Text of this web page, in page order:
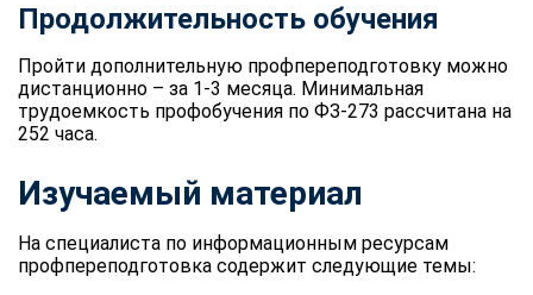
Продолжительность обучения
Пройти дополнительную профпереподготовку можно
дистанционно – за 1-3 месяца. Минимальная
трудоемкость профобучения по ФЗ-273 рассчитана на
252 часа.
Изучаемый материал
На специалиста по информационным ресурсам
профпереподготовка содержит следующие темы: